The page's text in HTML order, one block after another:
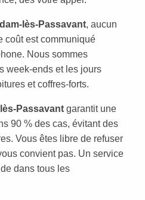
lès-Passavant, aucun
coût est communiqué
Nous sommes
week-ends et les jours
et coffres-forts.
Passavant garantit une
90 % des cas, évitant des
Vous êtes libre de refuser
convient pas. Un service
dans tous les